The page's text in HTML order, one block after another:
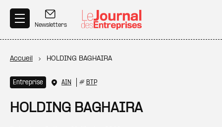
Newsletters
Fil d'Ariane
Accueil HOLDING BAGHAIRA
Entreprise AIN # BTP
HOLDING BAGHAIRA